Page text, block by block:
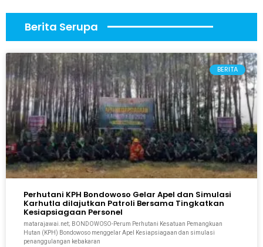
Berita Serupa
BERITA
Perhutani KPH Bondowoso Gelar Apel dan Simulasi
Karhutla dilajutkan Patroli Bersama Tingkatkan
Kesiapsiagaan Personel
matarajawai.net; BONDOWOSO-Perum Perhutani Kesatuan Pemangkuan
Hutan (KPH) Bondowoso menggelar Apel Kesiapsiagaan dan simulasi
penanggulangan kebakaran